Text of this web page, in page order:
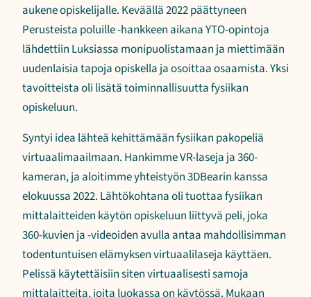
aukene opiskelijalle. Keväällä 2022 päättyneen
Perusteista poluille -hankkeen aikana YTO-opintoja
lähdettiin Luksiassa monipuolistamaan ja miettimään
uudenlaisia tapoja opiskella ja osoittaa osaamista. Yksi
tavoitteista oli lisätä toiminnallisuutta fysiikan
opiskeluun.
Syntyi idea lähteä kehittämään fysiikan pakopeliä
virtuaalimaailmaan. Hankimme VR-laseja ja 360-
kameran, ja aloitimme yhteistyön 3DBearin kanssa
elokuussa 2022. Lähtökohtana oli tuottaa fysiikan
mittalaitteiden käytön opiskeluun liittyvä peli, joka
360-kuvien ja -videoiden avulla antaa mahdollisimman
todentuntuisen elämyksen virtuaalilaseja käyttäen.
Pelissä käytettäisiin siten virtuaalisesti samoja
mittalaitteita, joita luokassa on käytössä. Mukaan